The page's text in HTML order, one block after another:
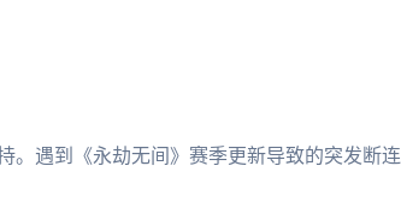
。遇到《永劫无间》赛季更新导致的突发断连